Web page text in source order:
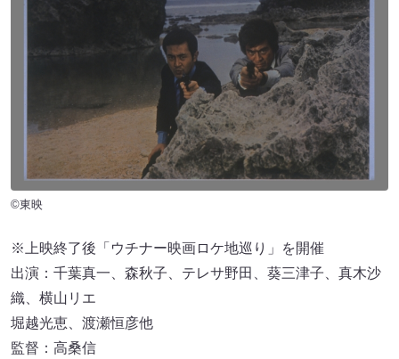
©東映
※上映終了後「ウチナー映画ロケ地巡り」を開催
出演：千葉真一、森秋子、テレサ野田、葵三津子、真木沙
織、横山リエ
堀越光恵、渡瀬恒彦他
監督：高桑信